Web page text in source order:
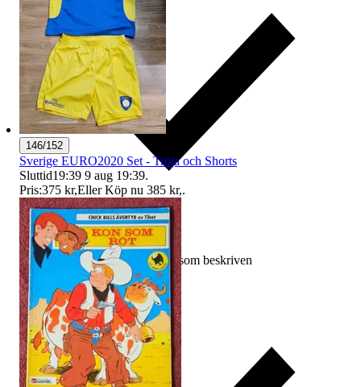
Ersättning om varan inte är som beskriven
146/152
Sverige EURO2020 Set - Tröja och Shorts
Sluttid19:39 9 aug 19:39.
Pris:375 kr,Eller Köp nu 385 kr,.